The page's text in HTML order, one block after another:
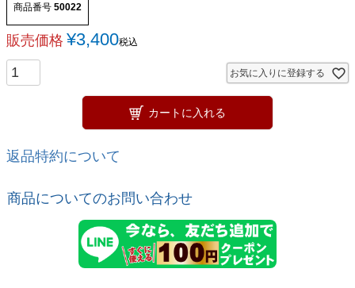
商品番号 50022
販売価格 ¥3,400税込
お気に入りに登録する
カートに入れる
返品特約について
商品についてのお問い合わせ